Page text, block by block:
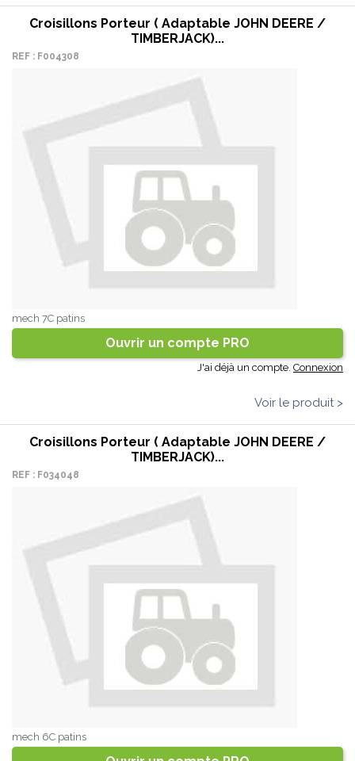
Croisillons Porteur ( Adaptable JOHN DEERE /
TIMBERJACK)...
REF : F004308
mech 7C patins
Ouvrir un compte PRO
J'ai déjà un compte. Connexion
Voir le produit >
Croisillons Porteur ( Adaptable JOHN DEERE /
TIMBERJACK)...
REF : F034048
mech 6C patins